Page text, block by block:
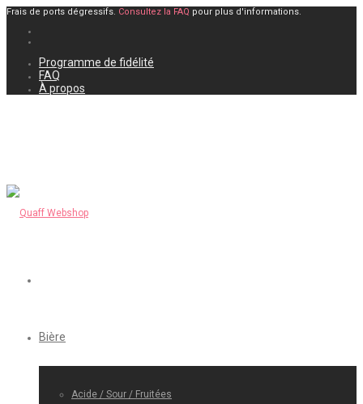
Frais de ports dégressifs. Consultez la FAQ pour plus d'informations.
Programme de fidélité
FAQ
À propos
Bière
Acide / Sour / Fruitées